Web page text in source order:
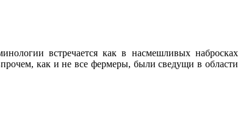
встречается как в насмешливых набросках
как и не все фермеры, были сведущи в области